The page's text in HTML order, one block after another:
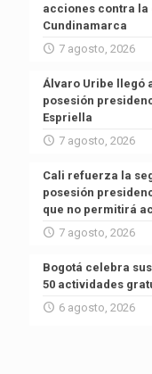
acciones contra la
Cundinamarca
7 agosto, 2026
Álvaro Uribe llegó
posesión
Espriella
7 agosto, 2026
Cali refuerza la
posesión
que no permitirá
7 agosto, 2026
Bogotá celebra
50 actividades
6 agosto, 2026